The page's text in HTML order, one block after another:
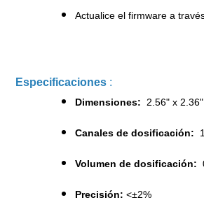
Actualice el firmware a
Especificaciones :
Dimensiones: 2.56" x
Canales de dosificación: 1
Volumen de dosificación:
Precisión: <±2%